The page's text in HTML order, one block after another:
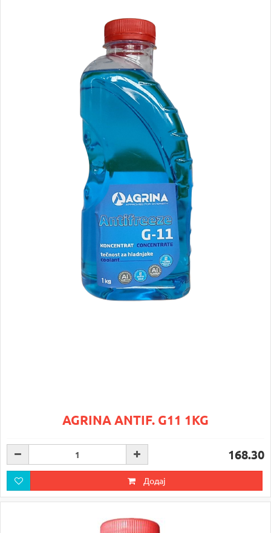
AGRINA ANTIF. G11 1KG
168.30
Додај